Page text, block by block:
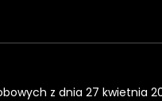
z dnia 27 kwietnia